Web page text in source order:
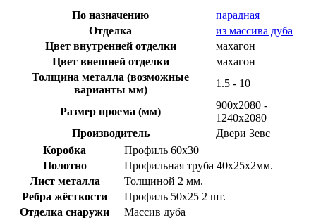
По назначению
парадная
Отделка
из массива дуба
Цвет внутренней отделки
махагон
Цвет внешней отделки
махагон
Толщина металла (возможные
варианты мм)
1.5 - 10
Размер проема (мм)
900х2080 -
1240х2080
Производитель
Двери Зевс
Коробка
Профиль 60х30
Полотно
Профильная труба 40х25х2мм.
Лист металла
Толщиной 2 мм.
Ребра жёсткости
Профиль 50х25 2 шт.
Отделка снаружи
Массив дуба